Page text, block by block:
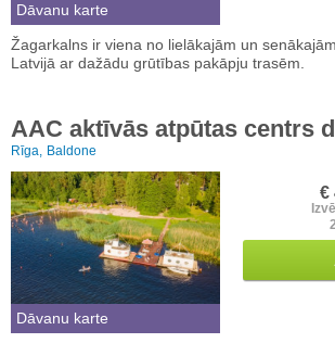
Dāvanu karte
Žagarkalns ir viena no lielākajām un
Latvijā ar dažādu grūtības pakāpju trasēm.
AAC aktīvās atpūtas centrs
Rīga, Baldone
Dāvanu karte
€